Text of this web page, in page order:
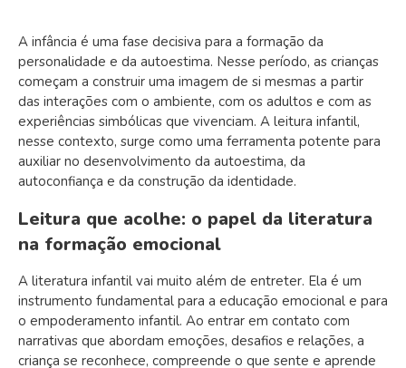
A infância é uma fase decisiva para a formação da
personalidade e da autoestima. Nesse período, as crianças
começam a construir uma imagem de si mesmas a partir
das interações com o ambiente, com os adultos e com as
experiências simbólicas que vivenciam. A leitura infantil,
nesse contexto, surge como uma ferramenta potente para
auxiliar no desenvolvimento da autoestima, da
autoconfiança e da construção da identidade.
Leitura que acolhe: o papel da literatura
na formação emocional
A literatura infantil vai muito além de entreter. Ela é um
instrumento fundamental para a educação emocional e para
o empoderamento infantil. Ao entrar em contato com
narrativas que abordam emoções, desafios e relações, a
criança se reconhece, compreende o que sente e aprende